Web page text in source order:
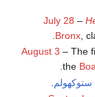
July 28 –
Bronx,
August 3 – The
the
ستوكهولم